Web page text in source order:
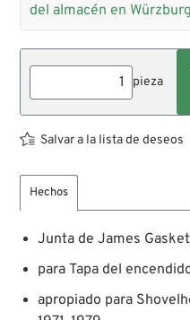
del almacén en
pieza
Salvar a la lista de deseos
Hechos
Junta de James
para Tapa del
apropiado para